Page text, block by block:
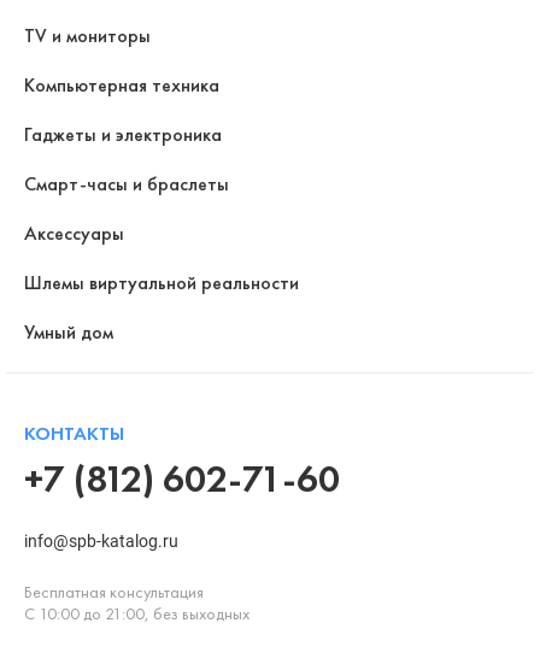
TV и мониторы
Компьютерная техника
Гаджеты и электроника
Смарт-часы и браслеты
Аксессуары
Шлемы виртуальной реальности
Умный дом
КОНТАКТЫ
+7 (812) 602-71-60
info@spb-katalog.ru
Бесплатная консультация
С 10:00 до 21:00, без выходных